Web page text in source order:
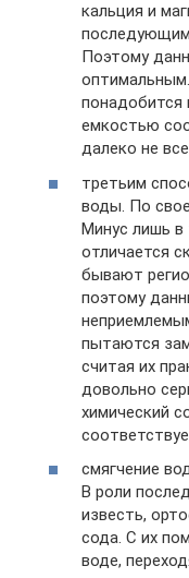
кальция и
последующим
Поэтому
понадобится
емкостью
далеко не
третьим
воды. По
Минус лишь в
отличается
бывают
поэтому
пытаются
считая их
довольно
химический
смягчение
В роли
известь,
сода. С их
воде,